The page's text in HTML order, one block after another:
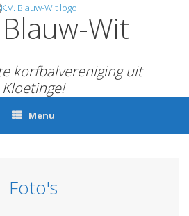
Blauw-Wit
korfbalvereniging uit
Kloetinge!
Menu
Foto's